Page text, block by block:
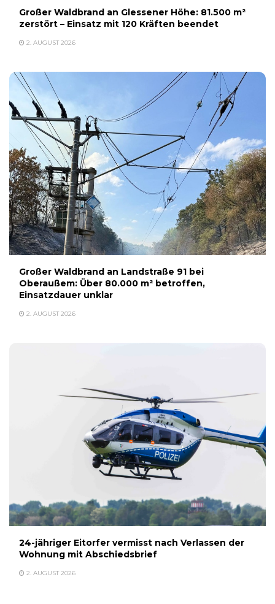
Großer Waldbrand an Glessener Höhe: 81.500 m²
zerstört – Einsatz mit 120 Kräften beendet
2. AUGUST 2026
Großer Waldbrand an Landstraße 91 bei
Oberaußem: Über 80.000 m² betroffen,
Einsatzdauer unklar
2. AUGUST 2026
24-jähriger Eitorfer vermisst nach Verlassen der
Wohnung mit Abschiedsbrief
2. AUGUST 2026